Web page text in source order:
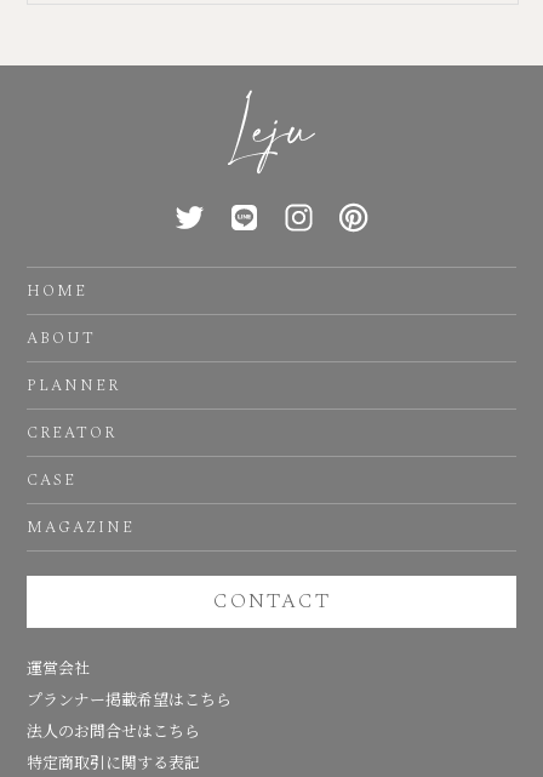
HOME
ABOUT
PLANNER
CREATOR
CASE
MAGAZINE
CONTACT
運営会社
プランナー掲載希望はこちら
法人のお問合せはこちら
特定商取引に関する表記